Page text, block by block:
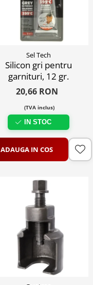
Sel Tech
Silicon gri pentru
garnituri, 12 gr.
20,66 RON
(TVA inclus)
IN STOC
ADAUGA IN COS